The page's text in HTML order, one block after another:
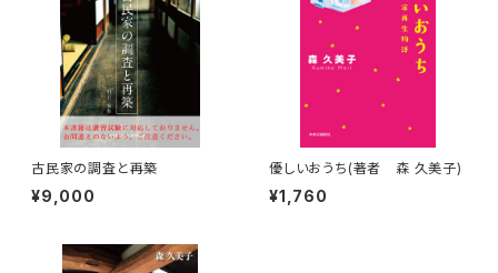
古民家の調査と再築
¥9,000
優しいおうち(著者 森 久美子)
¥1,760